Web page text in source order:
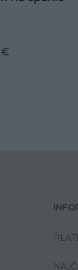
od 6